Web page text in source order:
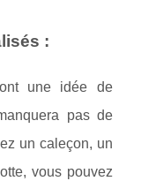
:
une idée de
pas de
un caleçon, un
vous pouvez